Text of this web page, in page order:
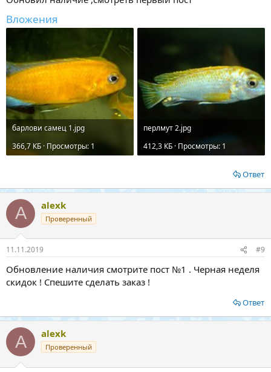
Вложения
барлови самец 1.jpg
366,7 КБ · Просмотры: 1
перлмут 2.jpg
412,3 КБ · Просмотры: 1
Ответ
A alexk
Проверенный
11.11.2019 #9
Обновление наличия смотрите пост №1 . Черная неделя
скидок ! Спешите сделать заказ !
Ответ
A alexk
Проверенный